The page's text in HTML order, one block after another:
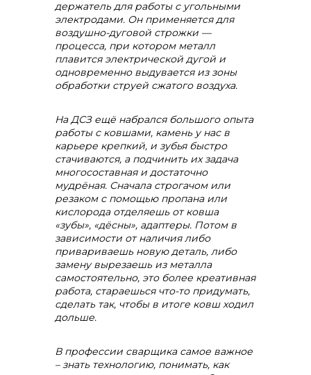
держатель для работы с угольными
электродами. Он применяется для
воздушно-дуговой строжки —
процесса, при котором металл
плавится электрической дугой и
одновременно выдувается из зоны
обработки струей сжатого воздуха.
На ДСЗ ещё набрался большого опыта
работы с ковшами, камень у нас в
карьере крепкий, и зубья быстро
стачиваются, а подчинить их задача
многосоставная и достаточно
мудрёная. Сначала строгачом или
резаком с помощью пропана или
кислорода отделяешь от ковша
«зубы», «дёсны», адаптеры. Потом в
зависимости от наличия либо
привариваешь новую деталь, либо
замену вырезаешь из металла
самостоятельно, это более креативная
работа, стараешься что-то придумать,
сделать так, чтобы в итоге ковш ходил
дольше.
В профессии сварщика самое важное
– знать технологию, понимать, как